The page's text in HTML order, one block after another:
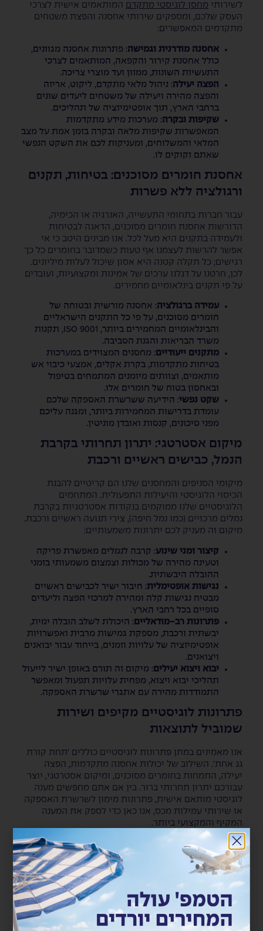
לשירותי מחסן לוגיסטי מתקדם
המותאמים אישית לצרכי
העסק שלכם, ומספקים שירותי אחסנה והפצת משטחים
מתקדמים המאפשרים:
אחסנה מודרנית וגמישה: פתרונות אחסנה מגוונים,
כולל אחסנת קירור והקפאה, המותאמים לצרכי
התעשיות השונות, ממזון ועד מוצרי צריכה.
הפצה יעילה: ניהול מלאי מתקדם, ליקוט, אריזה
והפצה מהירה ויעילה של משטחים ליעדים שונים
ברחבי הארץ, תוך אופטימיזציה של תהליכים.
שקיפות ובקרה: מערכות מידע מתקדמות
המאפשרות שקיפות מלאה ובקרה בזמן אמת על מצב
המלאי והמשלוחים, ומעניקות לכם את השקט הנפשי
שאתם זקוקים לו.
אחסנת חומרים מסוכנים: בטיחות, תקנים
ורגולציה ללא פשרות
עבור חברות בתחומי התעשייה, האנרגיה או הכימיה,
הדורשות אחסנת חומרים מסוכנים, הדאגה לבטיחות
ולעמידה בתקנים היא מעל לכל. אנו מבינים היטב כי אי
אפשר להרשות לעצמנו אף טעות כשמדובר בחומרים כל כך
רגישים; כל תקלה קטנה היא אסון שיכול לעלות מיליונים.
לכן, חרטנו על דגלנו ערכים של אמינות ומקצועיות, ועובדים
על פי תקנים בינלאומיים מחמירים.
עמידה ברגולציה: אחסנה מורשית ובטוחה של
חומרים מסוכנים, על פי כל התקנים הישראליים
והבינלאומיים המחמירים ביותר, ISO 9001, תקנות
משרד הבריאות והגנת הסביבה.
מתקנים ייעודיים : מחסנים המצוידים במערכות
בטיחות מתקדמות, בקרת אקלים, אמצעי כיבוי אש
מותאמים, וצוותים מיומנים המתמחים בטיפול
ובאחסון בטוח של חומרים אלו.
שקט נפשי: הידיעה ששרשרת האספקה שלכם
עומדת בדרישות המחמירות ביותר, ומגנה עליכם
מפני סיכונים, קנסות ואובדן מוניטין.
מיקום אסטרטגי: יתרון תחרותי בקרבת
הנמל, כבישים ראשיים ורכבת
מיקומי הסניפים והמחסנים שלנו הם קריטיים להבנת
הכיסוי הלוגיסטי והיעילות התפעולית. המתחמים
הלוגיסטיים שלנו ממוקמים בנקודות אסטרטגיות בקרבת
נמלים מרכזיים (כמו נמל חיפה), צירי תנועה ראשיים ורכבת.
מיקום זה מעניק לכם יתרונות משמעותיים:
קיצור זמני שינוע: קרבה לנמלים מאפשרת פריקה
וטעינה מהירה של מכולות וצמצום משמעותי בזמני
ההובלה היבשתית.
נגישות אופטימלית: חיבור ישיר לכבישים ראשיים
מבטיח נגישות קלה ומהירה למרכזי הפצה וליעדים
סופיים בכל רחבי הארץ.
פתרונות רב-מודאליים : היכולת לשלב הובלה ימית,
יבשתית ורכבת, מספקת גמישות מרבית ואפשרויות
אופטימיזציה של עלויות וזמנים, בייחוד עבור יבואנים
ויצואנים.
יבוא ויצוא יעילים : מיקום זה תורם באופן ישיר לייעול
תהליכי יבוא ויצוא, מפחית עלויות תפעול ומאפשר
התמודדות מהירה עם אתגרי שרשרת האספקה.
פתרונות לוגיסטיים מקיפים ושירות
שמוביל לתוצאות
אנו מאמינים במתן פתרונות לוגיסטיים כוללים 'תחת קורת
גג אחת'. השילוב של יכולות אחסנה מתקדמות, הפצה
יעילה, התמחות בחומרים מסוכנים, ומיקום אסטרטגי, יוצר
עבורכם יתרון תחרותי ברור. בין אם אתם מחפשים מענה
לוגיסטי מותאם אישית, פתרונות מימון לשרשרת האספקה
או שירותי עמילות מכס, אנו כאן כדי לספק את המענה
המקיף והמקצועי ביותר.
שאלות נפוצות (FAQ)
אילו שירותי אחסנה אתם מציעים?
אנו מציעים מגוון רחב של שירותי אחסנה, כולל אחסנה
כללית, אחסנת קירור והקפאה, ואחסנה ייעודית לחומרים
מסוכנים, המותאמים לצרכים ספציפיים של כל עסק וכל סוג